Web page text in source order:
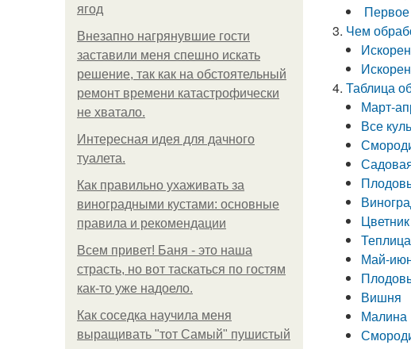
ягод
Внезапно нагрянувшие гости
заставили меня спешно искать
решение, так как на обстоятельный
ремонт времени катастрофически
не хватало.
Интересная идея для дачного
туалета.
Как правильно ухаживать за
виноградными кустами: основные
правила и рекомендации
Всем привет! Баня - это наша
страсть, но вот таскаться по гостям
как-то уже надоело.
Как соседка научила меня
выращивать "тот Самый" пушистый
Чем
Таблица
Март-
Все
Цветник
Теплица
Май-
Вишня
Малина